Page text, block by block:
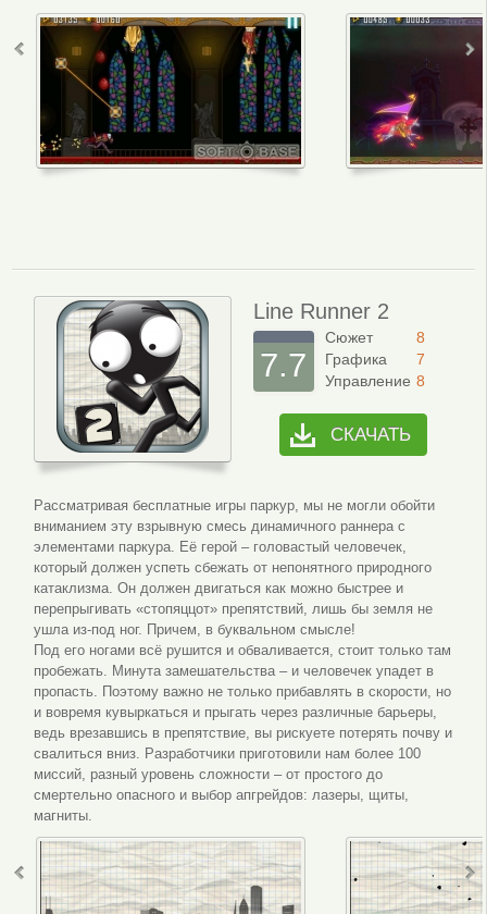
Line Runner 2
7.7
Сюжет
Графика
Управление
8
7
8
СКАЧАТЬ
Рассматривая бесплатные игры паркур, мы не могли обойти
вниманием эту взрывную смесь динамичного раннера с
элементами паркура. Её герой – головастый человечек,
который должен успеть сбежать от непонятного природного
катаклизма. Он должен двигаться как можно быстрее и
перепрыгивать «стопяццот» препятствий, лишь бы земля не
ушла из-под ног. Причем, в буквальном смысле!
Под его ногами всё рушится и обваливается, стоит только там
пробежать. Минута замешательства – и человечек упадет в
пропасть. Поэтому важно не только прибавлять в скорости, но
и вовремя кувыркаться и прыгать через различные барьеры,
ведь врезавшись в препятствие, вы рискуете потерять почву и
свалиться вниз. Разработчики приготовили нам более 100
миссий, разный уровень сложности – от простого до
смертельно опасного и выбор апгрейдов: лазеры, щиты,
магниты.